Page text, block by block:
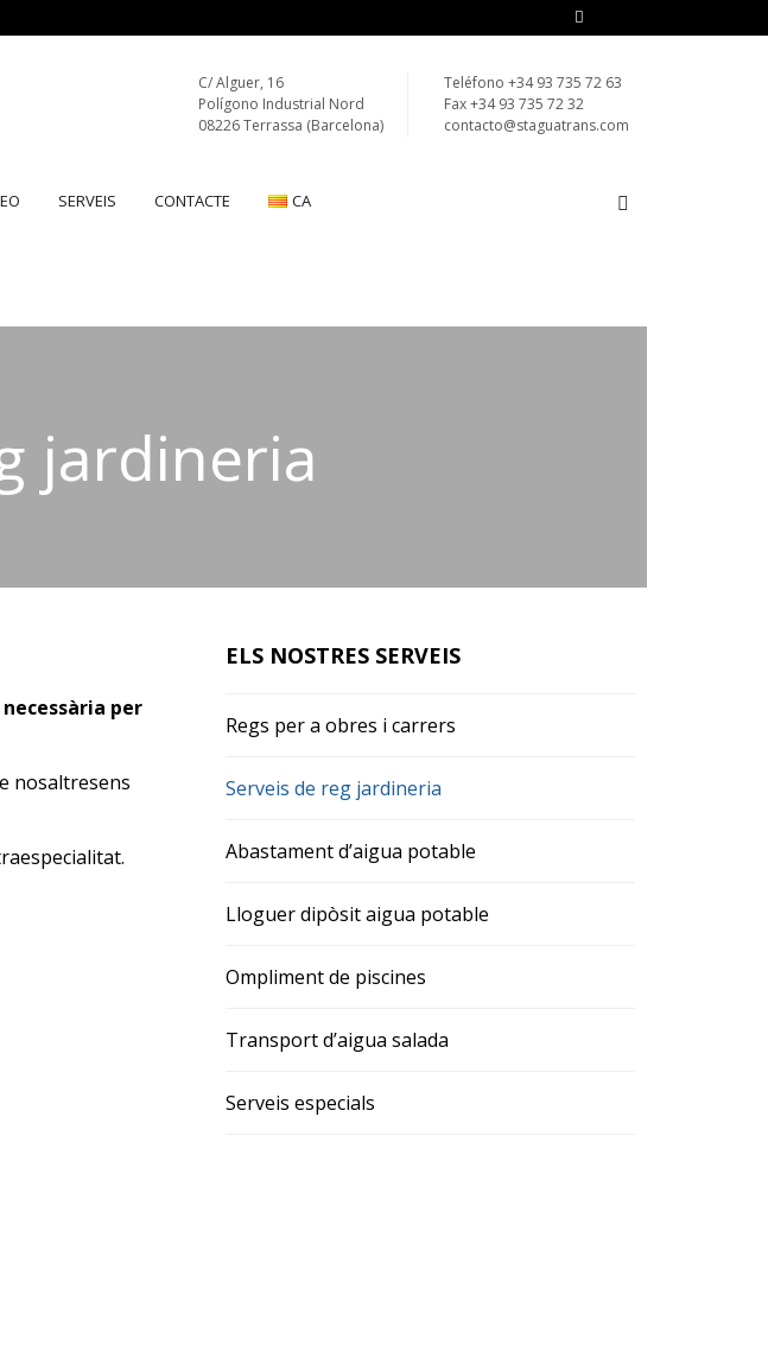
C/ Alguer, 16
Polígono Industrial Nord
08226 Terrassa (Barcelona)
Teléfono +34 93 735 72 63
Fax +34 93 735 72 32
contacto@staguatrans.com
SERVEIS CONTACTE CA
jardineria
per
nosaltresens
ELS NOSTRES SERVEIS
Regs per a obres i carrers
Serveis de reg jardineria
Abastament d’aigua potable
Lloguer dipòsit aigua potable
Ompliment de piscines
Transport d’aigua salada
Serveis especials